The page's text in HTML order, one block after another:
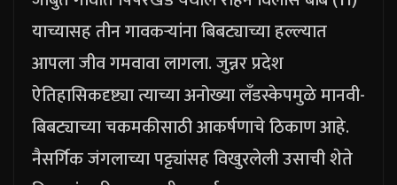
याच्यासह तीन गावकऱ्यांना बिबट्याच्या हल्ल्यात
आपला जीव गमवावा लागला.जुन्नर प्रदेश
ऐतिहासिकदृष्ट्या त्याच्या अनोख्या लँडस्केपमुळे मानवी-
बिबट्याच्या चकमकीसाठी आकर्षणाचे ठिकाण आहे.
नैसर्गिक जंगलाच्या पट्ट्यांसह विखुरलेली उसाची शेते